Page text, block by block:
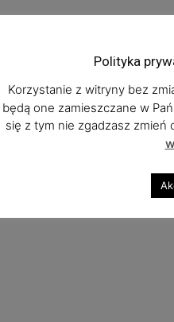
Polityka
Korzystanie z witryny bez
będą one zamieszczane w
się z tym nie zgadzasz zmień